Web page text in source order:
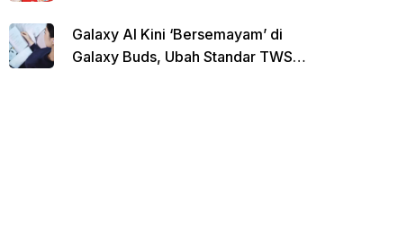
Galaxy AI Kini ‘Bersemayam’ di
Galaxy Buds, Ubah Standar TWS